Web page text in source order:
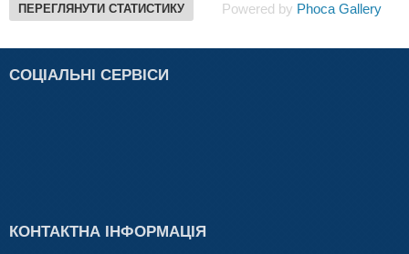
ПЕРЕГЛЯНУТИ СТАТИСТИКУ Powered by Phoca Gallery
СОЦІАЛЬНІ СЕРВІСИ
КОНТАКТНА ІНФОРМАЦІЯ